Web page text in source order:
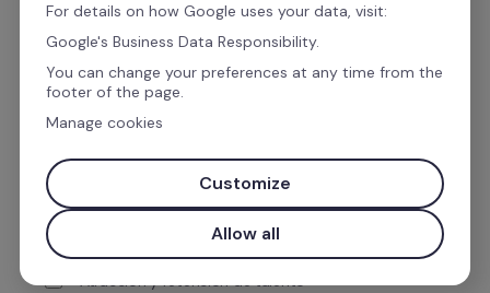
El software de RR.HH. que convierte las
gestiones de control horario, ausencias,
gastos o nóminas
unificadas.
¿Qué necesitas mejorar con Factorial?
Control de gastos de la empresa y empleados/as
Atracción y retención de talento
For details on how Google uses your data, visit:
Google's Business Data Responsibility.
You can change your preferences at any time from the
footer of the page.
Manage cookies
Customize
Allow all